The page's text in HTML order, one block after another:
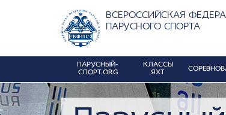
ВСЕРОССИЙСКАЯ
ПАРУСНОГО СПОРТА
ПАРУСНЫЙ-
СПОРТ.ORG
КЛАССЫ
ЯХТ